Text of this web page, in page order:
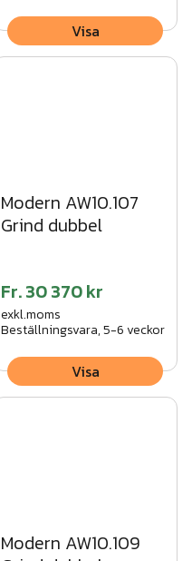
Visa
Modern AW10.107
Grind dubbel
Fr.30 370 kr
exkl.moms
Beställningsvara, 5-6 veckor
Visa
Modern AW10.109